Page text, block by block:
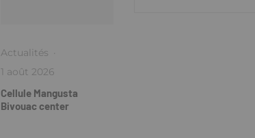
Actualités ·
1 août 2026
Cellule Mangusta
Bivouac center